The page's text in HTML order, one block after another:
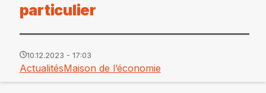
particulier
10.12.2023 - 17:03
ActualitésMaison de l’économie